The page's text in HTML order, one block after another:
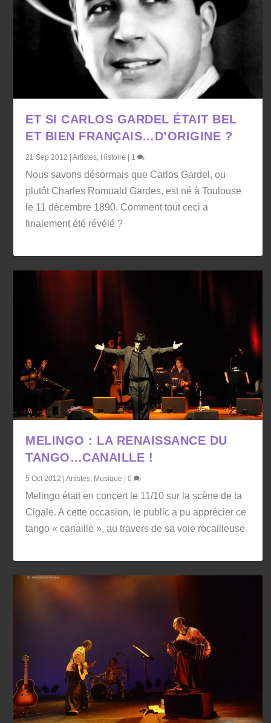
ET SI CARLOS GARDEL ÉTAIT BEL
ET BIEN FRANÇAIS…D’ORIGINE ?
21 Sep 2012 |Artistes, Histoire 1
Nous savons désormais que Carlos Gardel, ou
plutôt Charles Romuald Gardes, est né à Toulouse
le 11 décembre 1890. Comment tout ceci a
finalement été révélé ?
MELINGO : LA RENAISSANCE DU
TANGO…CANAILLE !
5 Oct 2012 |Artistes, Musique |0
Melingo était en concert le 11/10 sur la scène de la
Cigale. A cette occasion, le public a pu apprécier ce
tango « canaille », au travers de sa voie rocailleuse